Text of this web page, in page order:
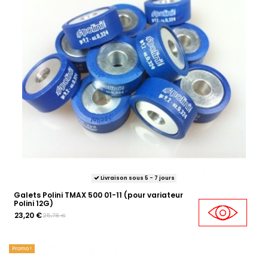
Livraison sous 5 - 7 jours
Galets Polini TMAX 500 01-11 (pour variateur
Polini 12G)
23,20 €25,78 €
Promo !